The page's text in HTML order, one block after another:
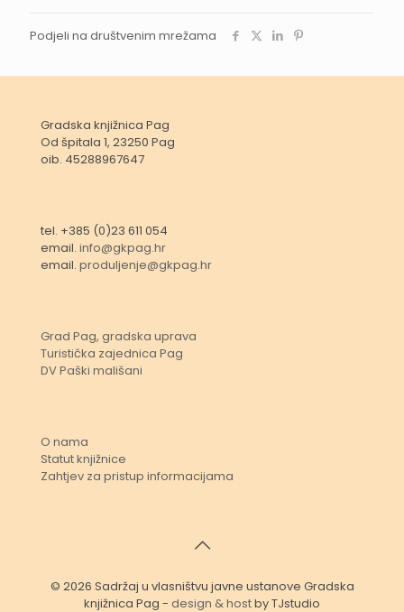
Podjeli na društvenim mrežama
Gradska knjižnica Pag
Od špitala 1, 23250 Pag
oib. 45288967647
tel. +385 (0)23 611 054
email. info@gkpag.hr
email. produljenje@gkpag.hr
Grad Pag, gradska uprava
Turistička zajednica Pag
DV Paški mališani
O nama
Statut knjižnice
Zahtjev za pristup informacijama
© 2026 Sadržaj u vlasništvu javne ustanove Gradska
knjižnica Pag - design & hostby TJstudio